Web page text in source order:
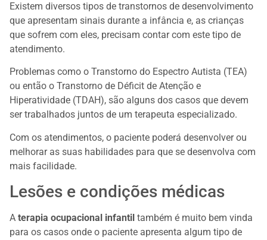
Existem diversos tipos de transtornos de desenvolvimento
que apresentam sinais durante a infância e, as crianças
que sofrem com eles, precisam contar com este tipo de
atendimento.
Problemas como o Transtorno do Espectro Autista (TEA)
ou então o Transtorno de Déficit de Atenção e
Hiperatividade (TDAH), são alguns dos casos que devem
ser trabalhados juntos de um terapeuta especializado.
Com os atendimentos, o paciente poderá desenvolver ou
melhorar as suas habilidades para que se desenvolva com
mais facilidade.
Lesões e condições médicas
A terapia ocupacional infantil também é muito bem vinda
para os casos onde o paciente apresenta algum tipo de